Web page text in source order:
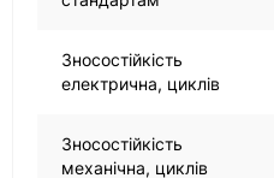
Зносостійкість
електрична, циклів
Зносостійкість
механічна, циклів